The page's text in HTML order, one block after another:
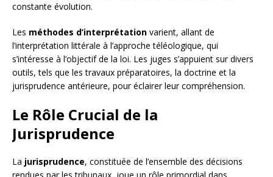
constante évolution.
Les méthodes d’interprétation varient, allant de
l’interprétation littérale à l’approche téléologique, qui
s’intéresse à l’objectif de la loi. Les juges s’appuient sur divers
outils, tels que les travaux préparatoires, la doctrine et la
jurisprudence antérieure, pour éclairer leur compréhension.
Le Rôle Crucial de la
Jurisprudence
La jurisprudence, constituée de l’ensemble des décisions